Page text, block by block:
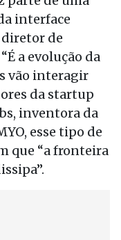
interface
de
a evolução da
vão interagir
da startup
inventora da
esse tipo de
que “a fronteira